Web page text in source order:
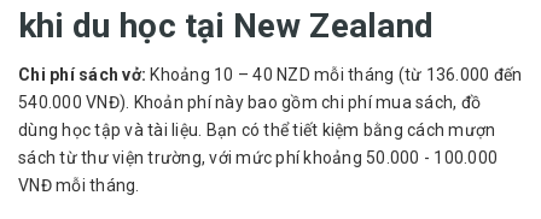
khi du học tại New Zealand
Chi phí sách vở: Khoảng 10 – 40 NZD mỗi tháng (từ 136.000 đến
540.000 VNĐ). Khoản phí này bao gồm chi phí mua sách, đồ
dùng học tập và tài liệu. Bạn có thể tiết kiệm bằng cách mượn
sách từ thư viện trường, với mức phí khoảng 50.000 - 100.000
VNĐ mỗi tháng.